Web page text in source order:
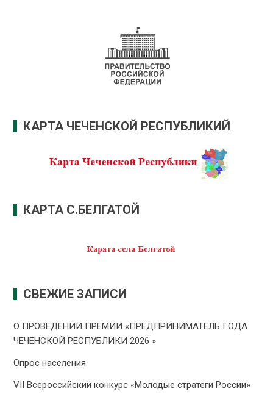
КАРТА ЧЕЧЕНСКОЙ РЕСПУБЛИКИЙ
КАРТА С.БЕЛГАТОЙ
СВЕЖИЕ ЗАПИСИ
О ПРОВЕДЕНИИ ПРЕMИИ «ПРЕДПРИНИМАТЕЛЬ ГОДА
ЧЕЧЕНСКОЙ РЕСПУБЛИКИ 2026 »
Опрос населения
VII Всероссийский конкурс «Молодые стратеги России»